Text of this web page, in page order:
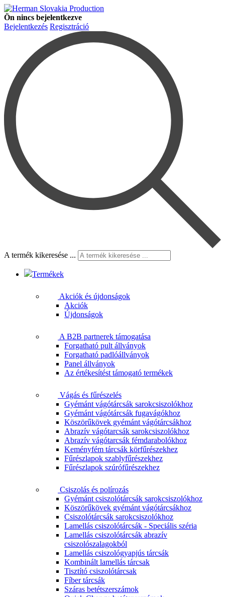
Ön nincs bejelentkezve
Bejelentkezés Regisztráció
A termék kikeresése ...
Termékek
Akciók és újdonságok
Akciók
Újdonságok
A B2B partnerek támogatása
Forgatható pult állványok
Forgatható padlóállványok
Panel állványok
Az értékesítést támogató termékek
Vágás és fűrészelés
Gyémánt vágótárcsák sarokcsiszolókhoz
Gyémánt vágótárcsák fugavágókhoz
Köszörűkövek gyémánt vágótárcsákhoz
Abrazív vágótarcsák sarokcsiszolókhoz
Abrazív vágótarcsák fémdarabolókhoz
Keményfém tárcsák körfűrészekhez
Fűrészlapok szablyfűrészekhez
Fűrészlapok szúrófűrészekhez
Csiszolás és polírozás
Gyémánt csiszolótárcsák sarokcsiszolókhoz
Köszörűkövek gyémánt vágótárcsákhoz
Csiszolótárcsák sarokcsiszolókhoz
Lamellás csiszolótárcsák - Speciális széria
Lamellás csiszolótárcsák abrazív
csiszolószalagokból
Lamellás csiszológyapjús tárcsák
Kombinált lamellás tárcsak
Tisztító csiszolótárcsak
Fíber tárcsák
Száras betétszerszámok